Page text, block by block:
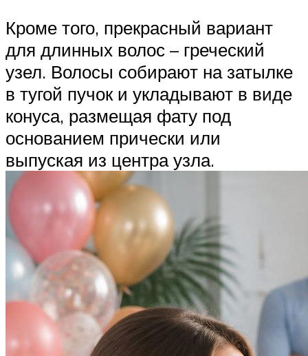
Кроме того, прекрасный вариант
для длинных волос – греческий
узел. Волосы собирают на затылке
в тугой пучок и укладывают в виде
конуса, размещая фату под
основанием прически или
выпуская из центра узла.